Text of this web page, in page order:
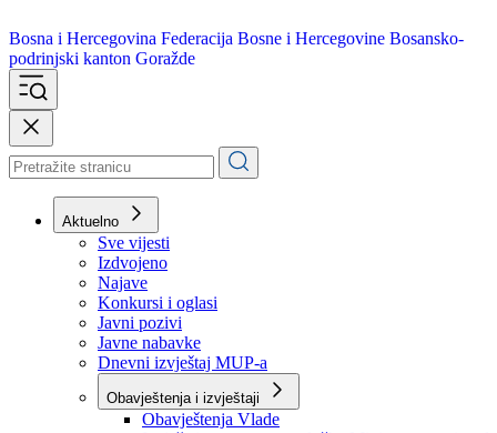
Bosna i Hercegovina
podrinjski kanton Goražde
Aktuelno
Sve vijesti
Izdvojeno
Najave
Konkursi i oglasi
Javni pozivi
Javne nabavke
Dnevni izvještaj MUP-a